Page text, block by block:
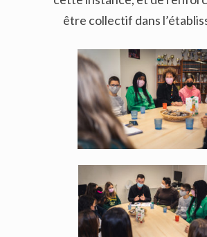
être collectif dans